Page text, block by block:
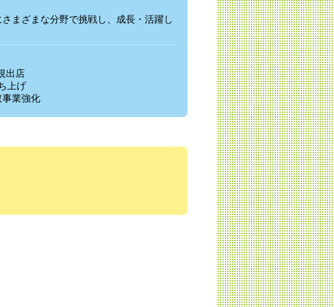
まざまな分野で挑戦し、成長・活躍し
出店
上げ
事業強化